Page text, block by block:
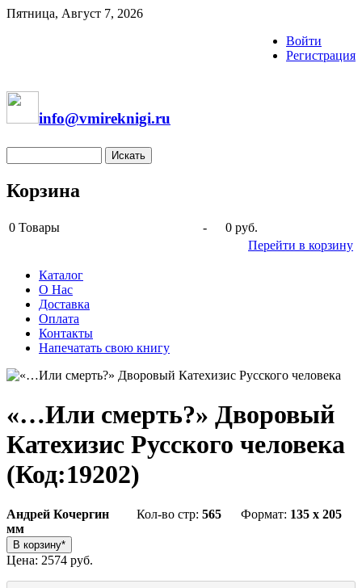
Пятница, Август 7, 2026
Войти
Регистрация
info@vmireknigi.ru
Корзина
0 Товары -
0 руб.
Перейти в корзину
Каталог
О Нас
Доставка
Оплата
Контакты
Напечатать свою книгу
«…Или смерть?» Дворовый
Катехизис Русского человека
(Код:19202)
Андрей Кочергин Кол-во стр: 565 Формат: 135 x 205
мм
Цена: 2574 руб.